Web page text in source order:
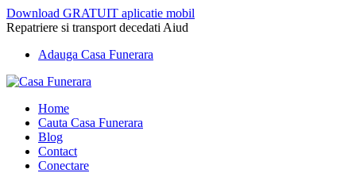
Download GRATUIT aplicatie mobil
Repatriere si transport decedati Aiud
Adauga Casa Funerara
Home
Cauta Casa Funerara
Blog
Contact
Conectare